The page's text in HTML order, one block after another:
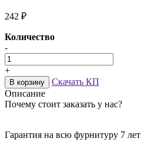
242 ₽
Количество
-
+
В корзину
Скачать КП
Описание
Почему стоит заказать у нас?
Гарантия на всю фурнитуру 7 лет